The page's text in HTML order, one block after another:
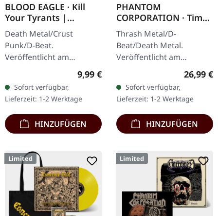
BLOOD EAGLE · Kill
Your Tyrants |
SPLATTER 7" EP
Death Metal/Crust
Punk/D-Beat.
Veröffentlicht am
27.06.2014, auf Supreme
Chaos Records. Weiße,
schwere 7" Vinyl-EP mit
roten Splattern im
dicken…
Regulärer Preis:
9,99 €
Sofort verfügbar,
Lieferzeit: 1-2 Werktage
HINZUFÜGEN
PHANTOM
CORPORATION · Time
And Tide | ORANGE
MARBLED LP
Thrash Metal/D-
Beat/Death Metal.
Veröffentlicht am
12.12.2025, auf Supreme
Chaos Records. Orange
marmoriertes Vinyl mit
Insert. Limitiert auf 150…
26,99 €
Sofort verfügbar,
Lieferzeit: 1-2 Werktage
HINZUFÜGEN
Limited Limited